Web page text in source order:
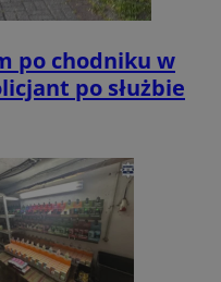
po chodniku w
po służbie